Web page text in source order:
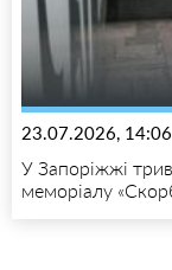
23.07.2026, 14:06
У Запоріжжі
меморіалу